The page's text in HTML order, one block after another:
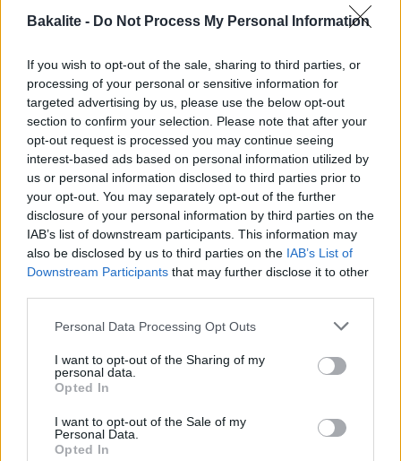
Bakalite - Do Not Process My Personal Information
If you wish to opt-out of the sale, sharing to third parties, or
processing of your personal or sensitive information for
targeted advertising by us, please use the below opt-out
section to confirm your selection. Please note that after your
opt-out request is processed you may continue seeing
interest-based ads based on personal information utilized by
us or personal information disclosed to third parties prior to
your opt-out. You may separately opt-out of the further
disclosure of your personal information by third parties on the
IAB’s list of downstream participants. This information may
also be disclosed by us to third parties on the IAB’s List of
Downstream Participants that may further disclose it to other
Personal Data Processing Opt Outs
I want to opt-out of the Sharing of my
personal data.
Opted In
I want to opt-out of the Sale of my
Personal Data.
Opted In
200 g smör
2 dl socker
3 dl mandelmjöl
1½ dl potatismjöl
1 tsk bakpulver
1 krm salt
Smör till formen
Topping:
ca 200 g äpple, 4-5 st
200 g färskost
1½ dl florsocker